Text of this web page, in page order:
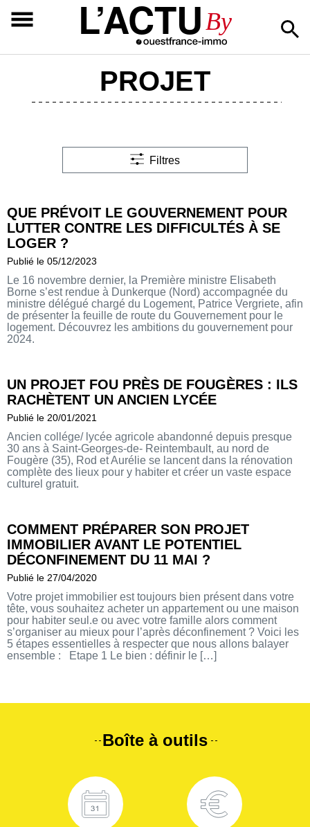
L’ACTUBy
PROJET
QUE PRÉVOIT LE GOUVERNEMENT POUR
LUTTER CONTRE LES DIFFICULTÉS À SE
LOGER ?
Publié le 05/12/2023
Le 16 novembre dernier, la Première ministre Elisabeth
Borne s’est rendue à Dunkerque (Nord) accompagnée du
ministre délégué chargé du Logement, Patrice Vergriete, afin
de présenter la feuille de route du Gouvernement pour le
logement. Découvrez les ambitions du gouvernement pour
2024.
UN PROJET FOU PRÈS DE FOUGÈRES : ILS
RACHÈTENT UN ANCIEN LYCÉE
Publié le 20/01/2021
Ancien collége/ lycée agricole abandonné depuis presque
30 ans à Saint-Georges-de- Reintembault, au nord de
Fougère (35), Rod et Aurélie se lancent dans la rénovation
complète des lieux pour y habiter et créer un vaste espace
culturel gratuit.
COMMENT PRÉPARER SON PROJET
IMMOBILIER AVANT LE POTENTIEL
DÉCONFINEMENT DU 11 MAI ?
Publié le 27/04/2020
Votre projet immobilier est toujours bien présent dans votre
tête, vous souhaitez acheter un appartement ou une maison
pour habiter seul.e ou avec votre famille alors comment
s’organiser au mieux pour l’après déconfinement ? Voici les
5 étapes essentielles à respecter que nous allons balayer
ensemble : Etape 1 Le bien : définir le […]
Filtres
Boîte à outils